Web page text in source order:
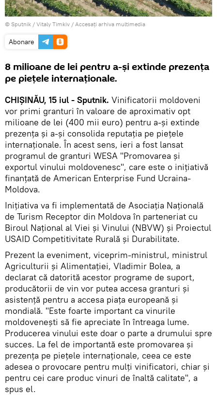
© Sputnik / Vitaly Timkiv / Accesați arhiva multimedia
Abonare
8 milioane de lei pentru a-și extinde prezența
pe piețele internaționale.
CHIȘINĂU, 15 iul - Sputnik. Vinificatorii moldoveni
vor primi granturi în valoare de aproximativ opt
milioane de lei (400 mii euro) pentru a-și extinde
prezența și a-și consolida reputația pe piețele
internaționale. În acest sens, ieri a fost lansat
programul de granturi WESA "Promovarea și
exportul vinului moldovenesc", care este o inițiativă
finanțată de American Enterprise Fund Ucraina-
Moldova.
Inițiativa va fi implementată de Asociația Națională
de Turism Receptor din Moldova în parteneriat cu
Biroul Național al Viei și Vinului (NBVW) și Proiectul
USAID Competitivitate Rurală și Durabilitate.
Prezent la eveniment, viceprim-ministrul, ministrul
Agriculturii și Alimentației, Vladimir Bolea, a
declarat că datorită acestor programe de suport,
producătorii de vin vor putea accesa granturi și
asistență pentru a accesa piața europeană și
mondială. "Este foarte important ca vinurile
moldovenești să fie apreciate în întreaga lume.
Producerea vinului este doar o parte a drumului spre
succes. La fel de importantă este promovarea și
prezența pe piețele internaționale, ceea ce este
adesea o provocare pentru mulți vinificatori, chiar și
pentru cei care produc vinuri de înaltă calitate", a
spus el.